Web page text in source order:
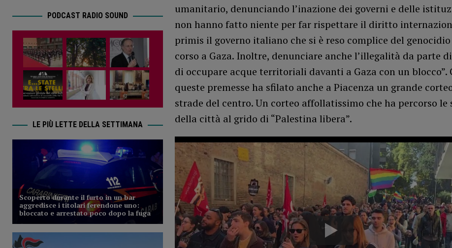
umanitario, denunciando l’inazione dei governi e delle
non hanno fatto niente per far rispettare il diritto
primis il governo italiano che si è reso complice del
corso a Gaza. Inoltre, denunciare anche l’illegalità da parte
di occupare acque territoriali davanti a Gaza con un blocco”.
queste premesse ha sfilato anche a Piacenza un grande
strade del centro. Un corteo affollatissimo che ha percorso le
della città al grido di “Palestina libera”.
PODCAST RADIO SOUND
LE PIÙ LETTE DELLA SETTIMANA